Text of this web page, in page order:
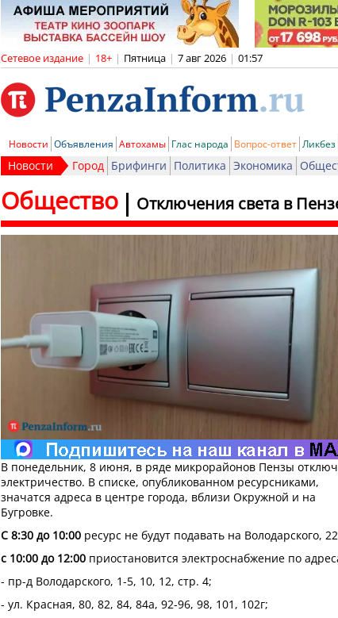
Сетевое издание | 18+ | Пятница | 7 авг 2026 | 01:57
Новости Объявления Автохамы Глас народа Вопрос-ответ Ликбез
Новости Город Брифинги Политика Экономика
Отключения света в
Общество
В понедельник, 8 июня, в ряде микрорайонов Пензы
электричество. В списке, опубликованном ресурсниками,
значатся адреса в центре города, вблизи Окружной и на
Бугровке.
С 8:30 до 10:00 ресурс не будут подавать на Володарского,
с 10:00 до 12:00 приостановится электроснабжение по
- пр-д Володарского, 1-5, 10, 12, стр. 4;
- ул. Красная, 80, 82, 84, 84а, 92-96, 98, 101, 102г;